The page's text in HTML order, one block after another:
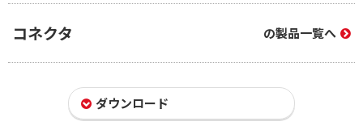
コネクタ の製品一覧へ
ダウンロード